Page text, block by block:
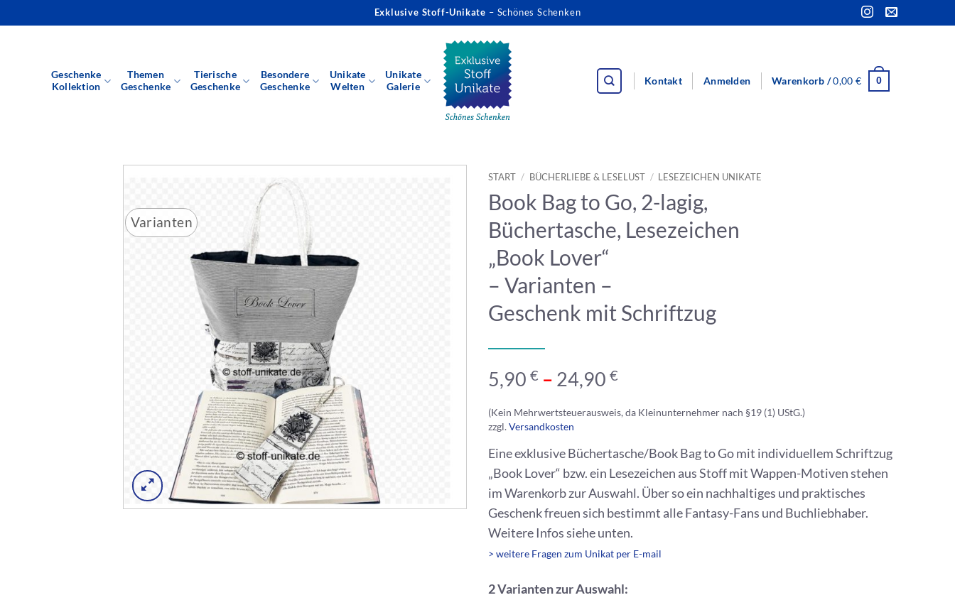
Inhalt
Exklusive Stoff-Unikate – Schönes Schenken
Geschenke
Kollektion
Themen
Geschenke
Tierische
Geschenke
Besondere
Geschenke
Unikate
Welten
Unikate
Galerie
Kontakt Anmelden Warenkorb /0,00 € 0
Varianten
START / BÜCHERLIEBE & LESELUST / LESEZEICHEN UNIKATE
Book Bag to Go, 2-lagig,
Büchertasche, Lesezeichen
„Book Lover“
– Varianten –
Geschenk mit Schriftzug
5,90 € – 24,90 €
(Kein Mehrwertsteuerausweis, da Kleinunternehmer nach §19 (1) UStG.)
zzgl.Versandkosten
Eine exklusive Büchertasche/Book Bag to Go mit individuellem Schriftzug
„Book Lover“ bzw. ein Lesezeichen aus Stoff mit Wappen-Motiven stehen
im Warenkorb zur Auswahl. Über so ein nachhaltiges und praktisches
Geschenk freuen sich bestimmt alle Fantasy-Fans und Buchliebhaber.
Weitere Infos siehe unten.
> weitere Fragen zum Unikat per E-mail
2 Varianten zur Auswahl: